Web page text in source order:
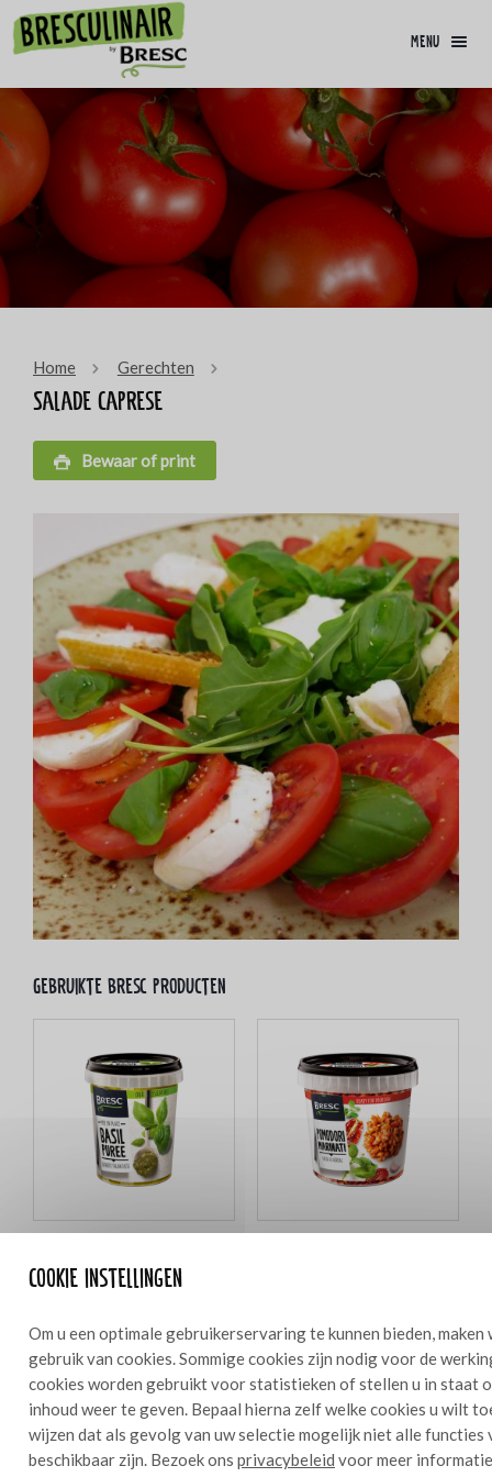
Cookie instellingen
Om u een optimale gebruikerservaring te kunnen bieden,
gebruik van cookies. Sommige cookies zijn nodig voor de
cookies worden gebruikt voor statistieken of stellen u in staat
inhoud weer te geven. Bepaal hierna zelf welke cookies u wilt
wijzen dat als gevolg van uw selectie mogelijk niet alle functies
beschikbaar zijn. Bezoek ons privacybeleid voor meer
menu
Home Gerechten
Salade Caprese
Bewaar of print
Gebruikte bresc producten
Ingrediënten 4
4 stuks buffel mozzarella